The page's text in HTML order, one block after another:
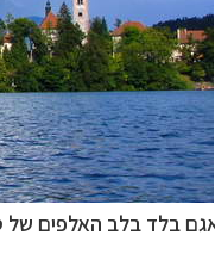
בלד בלב האלפים של